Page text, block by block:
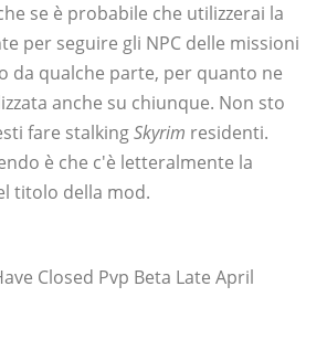
se è probabile che utilizzerai la
per seguire gli NPC delle missioni
da qualche parte, per quanto ne
anche su chiunque. Non sto
fare stalkingSkyrim residenti.
è che c'è letteralmente la
titolo della mod.
Closed Pvp Beta Late April